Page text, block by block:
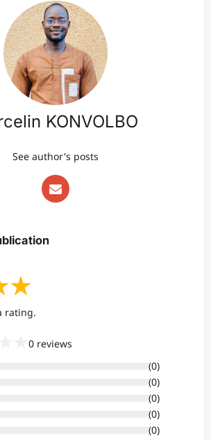
KONVOLBO
See author's posts
★
rating.
0 reviews
(0)
(0)
(0)
(0)
(0)